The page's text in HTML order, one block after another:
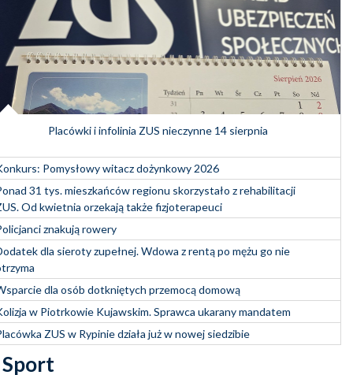
Placówki i infolinia ZUS nieczynne 14 sierpnia
Pomysłowy witacz dożynkowy 2026
31 tys. mieszkańców regionu skorzystało z rehabilitacji
Od kwietnia orzekają także fizjoterapeuci
znakują rowery
dla sieroty zupełnej. Wdowa z rentą po mężu go nie
dla osób dotkniętych przemocą domową
w Piotrkowie Kujawskim. Sprawca ukarany mandatem
ZUS w Rypinie działa już w nowej siedzibie
Sport